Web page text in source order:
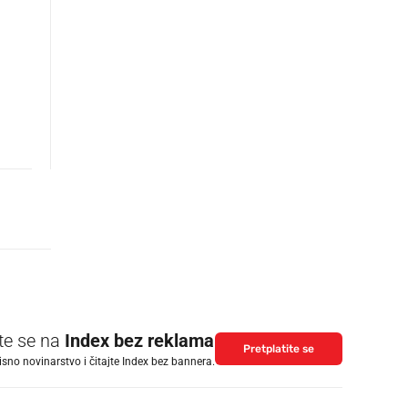
se na Index bez reklama
novinarstvo i čitajte Index bez bannera.
Pretplatite se